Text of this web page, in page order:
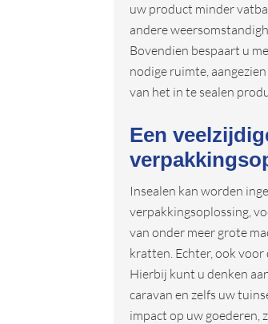
uw product minder
andere
Bovendien bespaart u
nodige ruimte,
van het in te sealen
Een
Insealen kan worden
verpakkingsoplossing,
van onder meer grote
kratten. Echter, ook
Hierbij kunt u denken
caravan en zelfs uw
impact op uw goederen,